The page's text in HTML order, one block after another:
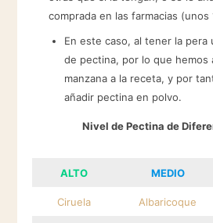
comprada en las farmacias
En este caso, al tener la pera
de pectina, por lo que hemos
manzana a la receta, y por
añadir pectina en polvo.
Nivel de Pectina de
ALTO MEDIO
Ciruela Albaricoque